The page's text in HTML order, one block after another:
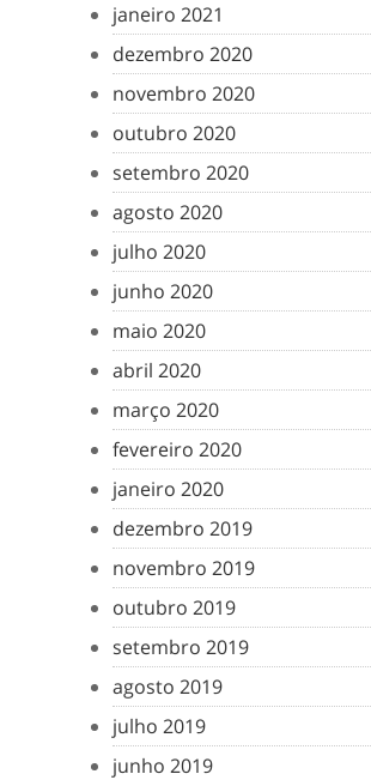
janeiro 2021
dezembro 2020
novembro 2020
outubro 2020
setembro 2020
agosto 2020
julho 2020
junho 2020
maio 2020
abril 2020
março 2020
fevereiro 2020
janeiro 2020
dezembro 2019
novembro 2019
outubro 2019
setembro 2019
agosto 2019
julho 2019
junho 2019